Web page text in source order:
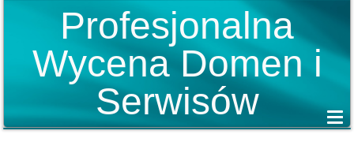
Profesjonalna
Wycena Domen i
Serwisów